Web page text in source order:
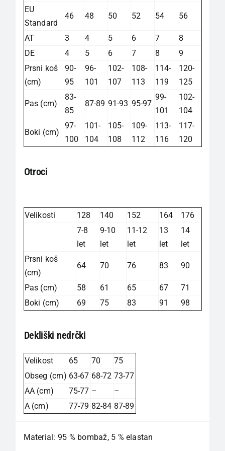
EU
Standard
46 48 50 52 54 56
AT 3 4 5 6 7
8
DE
4 5 6 7 8
9
Prsni koš
(cm)
90-
95
96-
101
102-
107
108-
113
114-
119
120-
125
Pas (cm)
83-
85
87-89 91-93 95-97
99-
101
102-
104
Boki (cm)
97-
100
101-
104
105-
108
109-
112
113-
116
117-
120
Otroci
Velikosti 128 140 152 164
176
7-8
let
9-10
let
11-12
let
13
let
14
let
Prsni koš
(cm)
64 70 76 83 90
Pas (cm) 58 61 65 67
71
Boki (cm)
69 75 83 91 98
Dekliški nedrčki
Velikost 65 70
75
Obseg (cm) 63-67 68-72 73-77
AA (cm)
75-77 –
–
A (cm)
77-79 82-84 87-89
Material: 95 % bombaž, 5 % elastan